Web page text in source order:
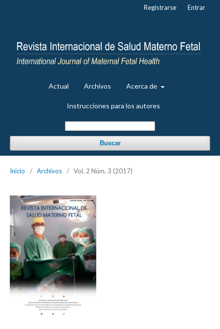
Actual Archivos Acerca de
Instrucciones para los autores
Buscar
Registrarse Entrar
Inicio / Archivos / Vol. 2 Núm. 3 (2017)